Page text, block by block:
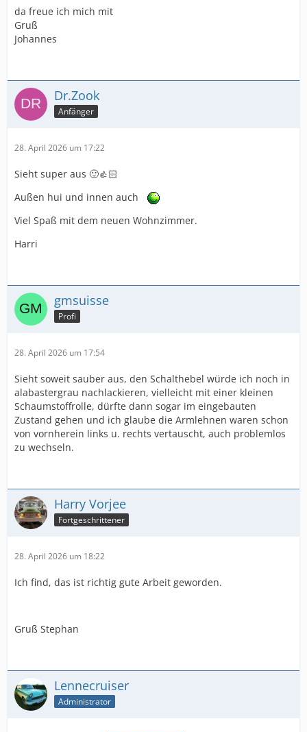
da freue ich mich mit
Gruß
Johannes
Dr.Zook
Anfänger
28. April 2026 um 17:22
Sieht super aus 🙂👍🏻
Außen hui und innen auch
Viel Spaß mit dem neuen Wohnzimmer.
Harri
gmsuisse
Profi
28. April 2026 um 17:54
Sieht soweit sauber aus, den Schalthebel würde ich noch in
alabastergrau nachlackieren, vielleicht mit einer kleinen
Schaumstoffrolle, dürfte dann sogar im eingebauten
Zustand gehen und ich glaube die Armlehnen waren schon
von vornherein links u. rechts vertauscht, auch problemlos
zu wechseln.
Harry Vorjee
Fortgeschrittener
28. April 2026 um 18:22
Ich find, das ist richtig gute Arbeit geworden.
Gruß Stephan
Lennecruiser
Administrator